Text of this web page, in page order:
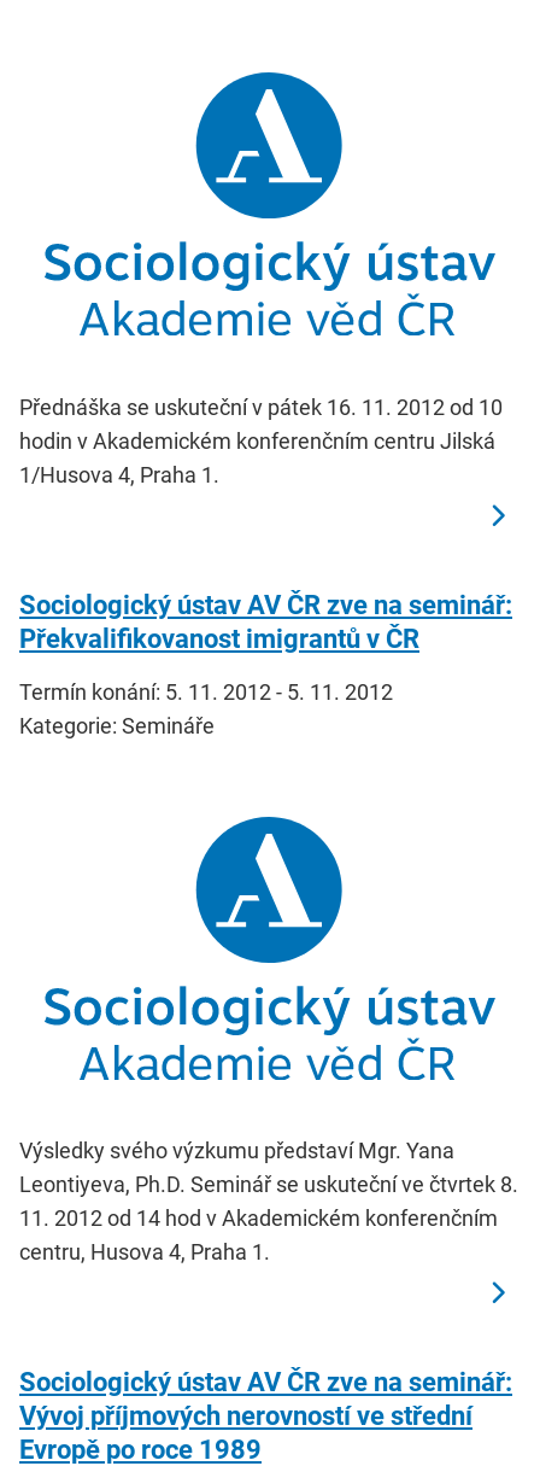
Přednáška se uskuteční v pátek 16. 11. 2012 od 10
hodin v Akademickém konferenčním centru Jilská
1/Husova 4, Praha 1.
Sociologický ústav AV ČR zve na seminář:
Překvalifikovanost imigrantů v ČR
Termín konání: 5. 11. 2012 - 5. 11. 2012
Kategorie: Semináře
Výsledky svého výzkumu představí Mgr. Yana
Leontiyeva, Ph.D. Seminář se uskuteční ve čtvrtek 8.
11. 2012 od 14 hod v Akademickém konferenčním
centru, Husova 4, Praha 1.
Sociologický ústav AV ČR zve na seminář:
Vývoj příjmových nerovností ve střední
Evropě po roce 1989